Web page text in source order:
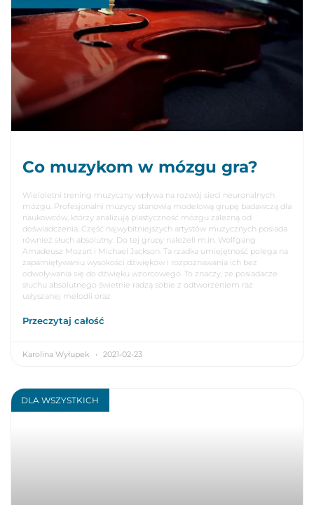
Co muzykom w mózgu gra?
Wieloletni trening muzyczny wpływa na rozwój sieci neuronalnych
mózgu. Profesjonalni muzycy stanowią modelową grupę badawczą dla
naukowców, którzy analizują plastyczność mózgu zależną od
doświadczenia. Część najwybitniejszych artystów muzycznych posiada
również słuch absolutny. Do tej grupy należeli m.in. Wolfgang
Amadeusz Mozart i Michael Jackson. Ta rzadka umiejętność polega na
zapamiętywaniu wysokości dźwięków i rozpoznawania ich bez
odwoływania się do dźwięku wzorcowego. To znaczy, że posiadacze
słuchu absolutnego świetnie radzą sobie z odtworzeniem raz
usłyszanej melodii oraz
Przeczytaj całość
Karolina Wyłupek 2021-02-23
DLA WSZYSTKICH